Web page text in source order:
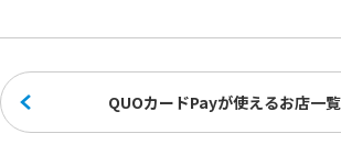
QUOカードPayが使えるお店一